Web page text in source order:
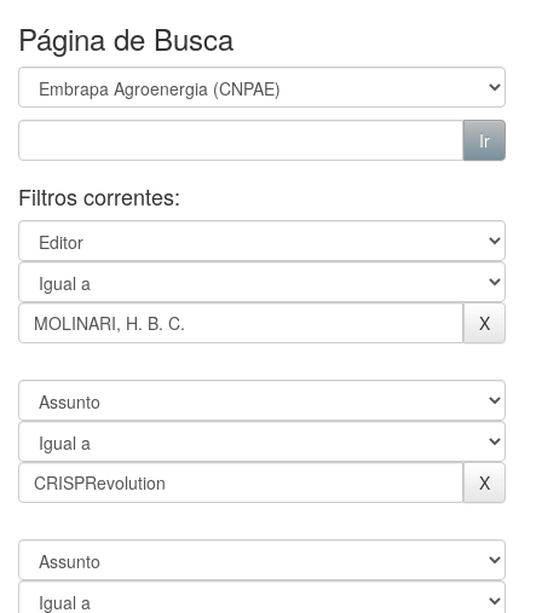
Página de Busca
Filtros correntes: